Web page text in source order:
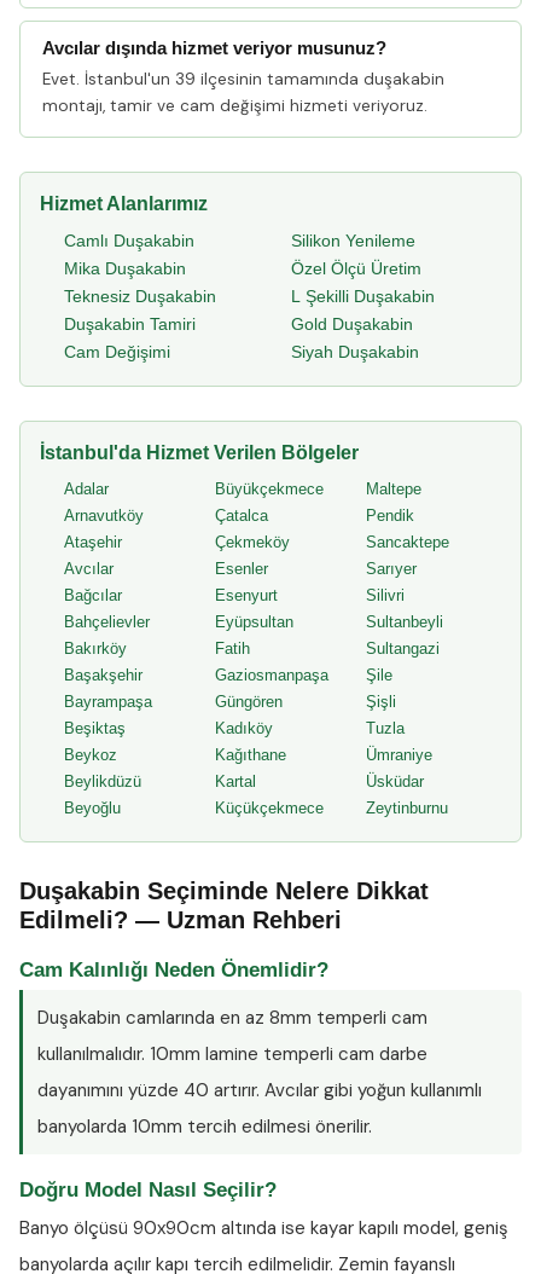
Avcılar dışında hizmet veriyor musunuz?
Evet. İstanbul'un 39 ilçesinin tamamında duşakabin
montajı, tamir ve cam değişimi hizmeti veriyoruz.
Hizmet Alanlarımız
Camlı Duşakabin
Mika Duşakabin
Teknesiz Duşakabin
Duşakabin Tamiri
Cam Değişimi
Silikon Yenileme
Özel Ölçü Üretim
L Şekilli Duşakabin
Gold Duşakabin
Siyah Duşakabin
İstanbul'da Hizmet Verilen Bölgeler
Adalar
Arnavutköy
Ataşehir
Avcılar
Bağcılar
Bahçelievler
Bakırköy
Başakşehir
Bayrampaşa
Beşiktaş
Beykoz
Beylikdüzü
Beyoğlu
Büyükçekmece
Çatalca
Çekmeköy
Esenler
Esenyurt
Eyüpsultan
Fatih
Gaziosmanpaşa
Güngören
Kadıköy
Kağıthane
Kartal
Küçükçekmece
Maltepe
Pendik
Sancaktepe
Sarıyer
Silivri
Sultanbeyli
Sultangazi
Şile
Şişli
Tuzla
Ümraniye
Üsküdar
Zeytinburnu
Duşakabin Seçiminde Nelere Dikkat
Edilmeli? — Uzman Rehberi
Cam Kalınlığı Neden Önemlidir?
Duşakabin camlarında en az 8mm temperli cam
kullanılmalıdır. 10mm lamine temperli cam darbe
dayanımını yüzde 40 artırır. Avcılar gibi yoğun kullanımlı
banyolarda 10mm tercih edilmesi önerilir.
Doğru Model Nasıl Seçilir?
Banyo ölçüsü 90x90cm altında ise kayar kapılı model, geniş
banyolarda açılır kapı tercih edilmelidir. Zemin fayanslı